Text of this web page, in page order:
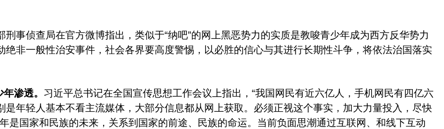
刑事侦查局在官方微博指出，类似于“纳吧”的网上黑恶势力的实质是教唆青少年成为西方反华势力
非一般性治安事件，社会各界要高度警惕，以必胜的信心与其进行长期性斗争，将依法治国落实
渗透。 习近平总书记在全国宣传思想工作会议上指出，“我国网民有近六亿人，手机网民有四亿六
年轻人基本不看主流媒体，大部分信息都从网上获取。必须正视这个事实，加大力量投入，尽快
是国家和民族的未来，关系到国家的前途、民族的命运。当前负面思潮通过互联网、和线下互动